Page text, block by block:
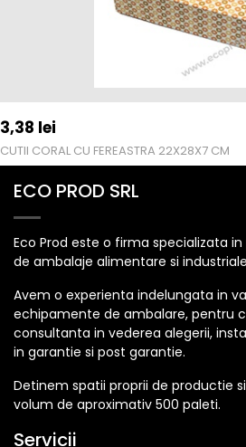
3,38 lei
CUTII CORAL CU FEREASTRA 22X28X7 CM
ECO PROD SRL
Eco Prod este o firma specializata
de ambalaje alimentare si
Avem o experienta indelungata in
echipamente de ambalare, pentru
consultanta in vederea alegerii,
in garantie si post garantie.
Detinem spatii proprii de productie
volum de aproximativ 500 paleti.
Servicii